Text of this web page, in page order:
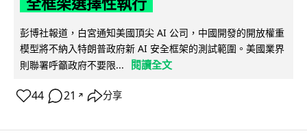
彭博社報道，白宮通知美國頂尖 AI 公司，中國開發的開放權重
模型將不納入特朗普政府新 AI 安全框架的測試範圍。美國業界
則聯署呼籲政府不要限...
閱讀全文
44 21 ↗ 分享